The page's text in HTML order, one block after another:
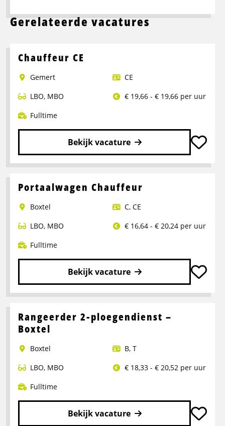
Gerelateerde vacatures
Chauffeur CE
Gemert
CE
LBO, MBO
€ 19,66 - € 19,66 per uur
Fulltime
Bekijk vacature
Lees
over
CE
Portaalwagen Chauffeur
Boxtel C, CE
LBO, MBO
€ 16,64 - € 20,24 per uur
Fulltime
Bekijk vacature
Lees
over
Portaalwagen
Rangeerder 2-ploegendienst –
Boxtel
Boxtel B, T
LBO, MBO
€ 18,33 - € 20,52 per uur
Fulltime
Bekijk vacature